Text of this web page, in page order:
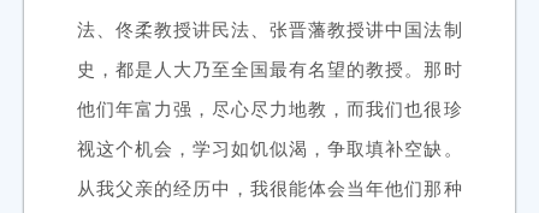
法、佟柔教授讲民法、张晋藩教授讲中国法制
史，都是人大乃至全国最有名望的教授。那时
他们年富力强，尽心尽力地教，而我们也很珍
视这个机会，学习如饥似渴，争取填补空缺。
从我父亲的经历中，我很能体会当年他们那种